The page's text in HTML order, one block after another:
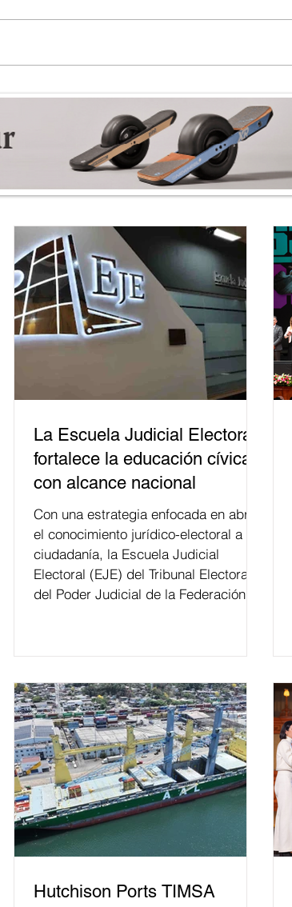
La Escuela Judicial Electoral
fortalece la educación cívica
con alcance nacional
Con una estrategia enfocada en abrir
el conocimiento jurídico-electoral a la
ciudadanía, la Escuela Judicial
Electoral (EJE) del Tribunal Electoral
del Poder Judicial de la Federación ha
relacionados con la democracia y el
del papel que ha asumido la EJE en la
difusión de la justicia electoral como
un bien público. La mayor parte de las
personas capacitadas no forma
Hutchison Ports TIMSA